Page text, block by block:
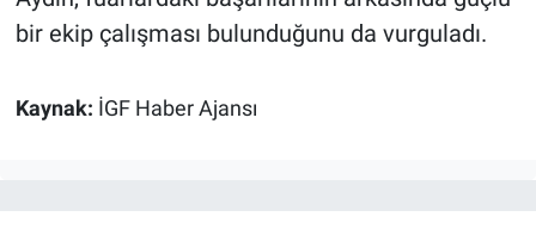
bir ekip çalışması bulunduğunu da vurguladı.
Kaynak: İGF Haber Ajansı